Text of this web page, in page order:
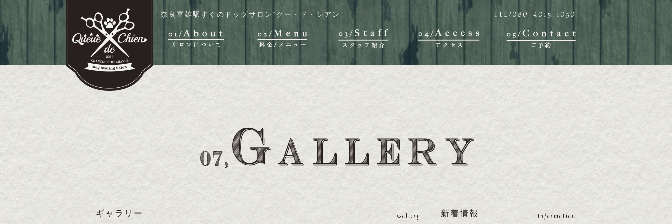
奈良富雄駅すぐのドッグサロン“クー・ド・シアン” TEL/080-4015-1050
ギャラリー Gallery 新着情報 Information